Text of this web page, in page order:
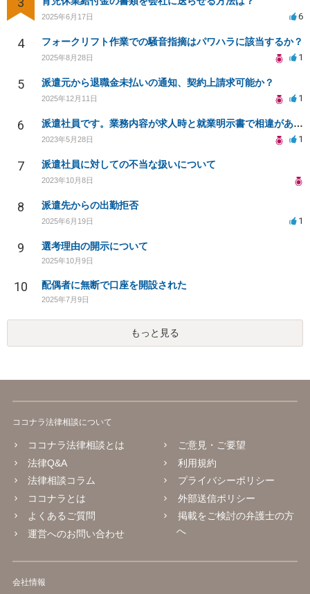
2025年6月17日 6
4 フォークリフト作業での騒音指摘はパワハラに該当するか？
2025年8月28日 1
5 派遣元から退職金未払いの通知、契約上請求可能か？
2025年12月11日 1
6 派遣社員です。業務内容が求人時と就業明示書で相違があるため、更新満了前でも辞めたいが可能ですか？
2023年5月28日 1
7 派遣社員に対しての不当な扱いについて
2023年10月8日
8 派遣先からの出勤拒否
2025年6月19日 1
9 選考理由の開示について
2025年10月9日
10 配偶者に無断で口座を開設された
2025年7月9日
もっと見る
ココナラ法律相談について
ココナラ法律相談とは
法律Q&A
法律相談コラム
ココナラとは
よくあるご質問
運営へのお問い合わせ
ご意見・ご要望
利用規約
プライバシーポリシー
外部送信ポリシー
掲載をご検討の弁護士の方
へ
会社情報